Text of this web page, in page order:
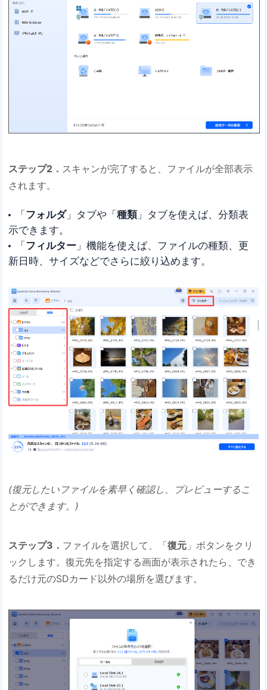
ステップ2． スキャンが完了すると、ファイルが全部表示
されます。
「 フォルダ」タブや「 種類」タブを使えば、分類表
示できます。
「 フィルター」機能を使えば、ファイルの種類、更
新日時、サイズなどでさらに絞り込めます。
(復元したいファイルを素早く確認し、プレビューするこ
とができます。)
ステップ3． ファイルを選択して、「復元 」ボタンをクリ
ックします。復元先を指定する画面が表示されたら、でき
るだけ元のSDカード以外の場所を選びます。